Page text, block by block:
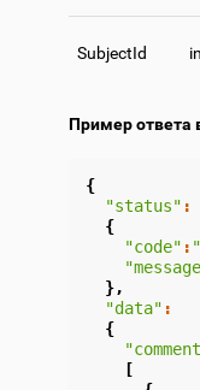
SubjectId
Пример ответа
{
"status" :
{
"code" :
},
"data" :
{
[